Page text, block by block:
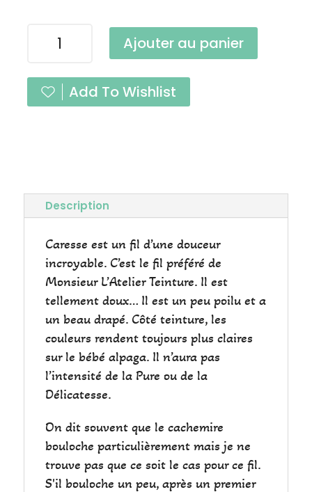
Grand
Bleu
Ajouter au panier
Add To Wishlist
Description
Caresse est un fil d’une douceur
incroyable. C’est le fil préféré de
Monsieur L’Atelier Teinture. Il est
tellement doux… Il est un peu poilu et a
un beau drapé. Côté teinture, les
couleurs rendent toujours plus claires
sur le bébé alpaga. Il n’aura pas
l’intensité de la Pure ou de la
Délicatesse.
On dit souvent que le cachemire
bouloche particulièrement mais je ne
trouve pas que ce soit le cas pour ce fil.
S'il bouloche un peu, après un premier